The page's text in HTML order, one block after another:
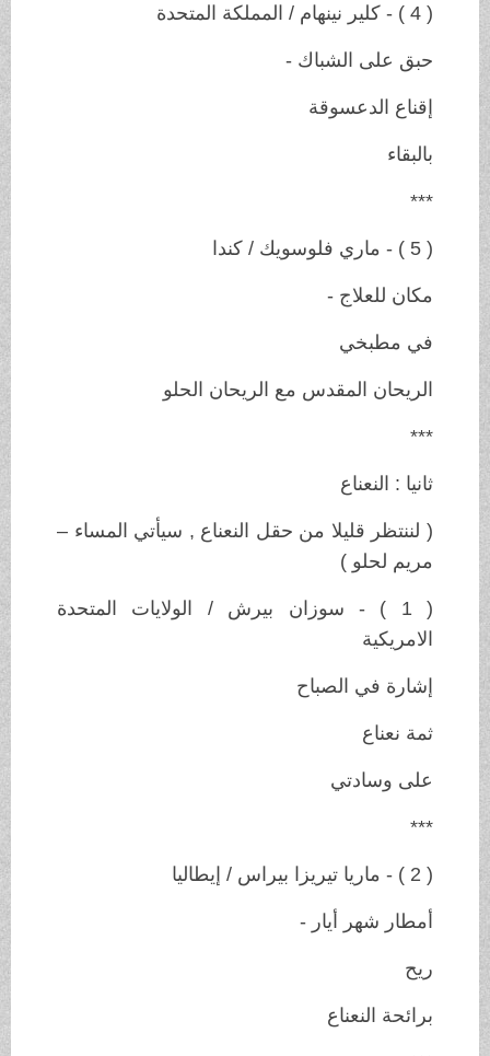
حبق على الشباك -
إقناع الدعسوقة
بالبقاء
***
مكان للعلاج -
في مطبخي
الريحان المقدس مع الريحان الحلو
***
ثانيا : النعناع
( لننتظر قليلا من حقل النعناع , سيأتي المساء –
مريم لحلو )
( 1 ) - سوزان بيرش / الولايات المتحدة
الامريكية
إشارة في الصباح
ثمة نعناع
على وسادتي
***
أمطار شهر أيار -
ريح
برائحة النعناع